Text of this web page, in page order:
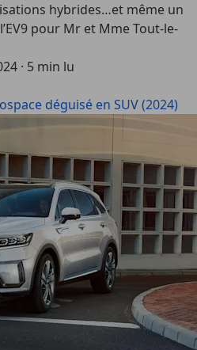
hybrides…et même un
pour Mr et Mme Tout-le-
· 5 min lu
déguisé en SUV (2024)